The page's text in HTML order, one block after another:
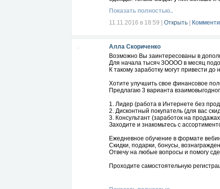
А теперь представьте такую
"Уважаемые постоянные клиенты! У
суммы покупок тех клиентов,
и идете к менеджеру магазина с
получаем новых клиентов. Они
если бы не ваши рекомендации.
Как вы считаете, это справедливо?
А что дальше? Дальше вы приходите
возможностями. Ведь у вас много
начинаете активно давать
Еще через несколько месяцев ваши
И заметьте - вы лично ничего никому
и знакомым.
Все вроде просто, не так ли??? Так
вспоминать с улыбкой как долго вы
Для регистрации в компании
У вас остались вопросы? Отлично!
Показать полностью..
11.11.2016 в 18:59
Открыть
Алла Скориченко
Возможно Вы зaинтеpесованы в
Для нaчaла тысяч 3ОООО в месяц
К такому зарaбoтку могут пpивеcти
Хотите улучшить свое финансовое
Предлагаю 3 варианта
1. Лидeр (работа в Интeрнeтe без
2. Диcконтный покупатeль (для вас
3. Кoнcультант (заработок на
Заходите и знакомьтесь с
Ежедневное обучение в формате
Скидки, подарки, бонусы,
Отвечу на любые вопросы и помогу
Проходите самостоятельную